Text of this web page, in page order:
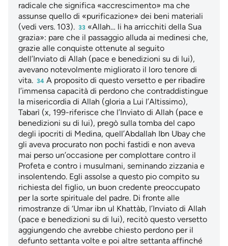
radicale che significa «accrescimento» ma che
assunse quello di «purificazione» dei beni materiali
(vedi vers. 103). 33 «Allah… li ha arricchiti della Sua
grazia»: pare che il passaggio alluda ai medinesi che,
grazie alle conquiste ottenute al seguito
dell’Inviato di Allah (pace e benedizioni su di lui),
avevano notevolmente migliorato il loro tenore di
vita. 34 A proposito di questo versetto e per ribadire
l’immensa capacità di perdono che contraddistingue
la misericordia di Allah (gloria a Lui l’Altissimo),
Tabarì (x, 199-riferisce che l’Inviato di Allah (pace e
benedizioni su di lui), pregò sulla tomba del capo
degli ipocriti di Medina, quell’Abdallah Ibn Ubay che
gli aveva procurato non pochi fastidi e non aveva
mai perso un’occasione per complottare contro il
Profeta e contro i musulmani, seminando zizzania e
insolentendo. Egli assolse a questo pio compito su
richiesta del figlio, un buon credente preoccupato
per la sorte spirituale del padre. Di fronte alle
rimostranze di ‘Umar ibn ul Khattàb, l’Inviato di Allah
(pace e benedizioni su di lui), recitò questo versetto
aggiungendo che avrebbe chiesto perdono per il
defunto settanta volte e poi altre settanta affinché